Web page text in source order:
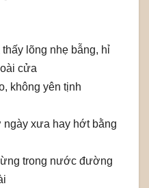
lõng nhẹ bẫng, hỉ
cửa
không yên tịnh
ngày xưa hay hớt bằng
trong nước đường